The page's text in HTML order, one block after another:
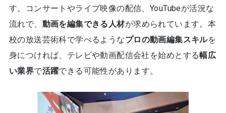
す。コンサートやライブ映像の配信、YouTubeが活況な
流れで、 動画を編集できる人材が求められています。本
校の放送芸術科で学べるようなプロの動画編集スキルを
身につければ、テレビや動画配信会社を始めとする幅広
い業界で活躍できる可能性があります。